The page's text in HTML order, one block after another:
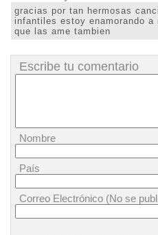
gracias por tan hermosas
infantiles estoy enamorando
que las ame tambien
Escribe tu comentario
Nombre
País
Correo Electrónico (No se